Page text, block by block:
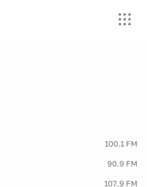
100.1 FM
90.9 FM
107.9 FM